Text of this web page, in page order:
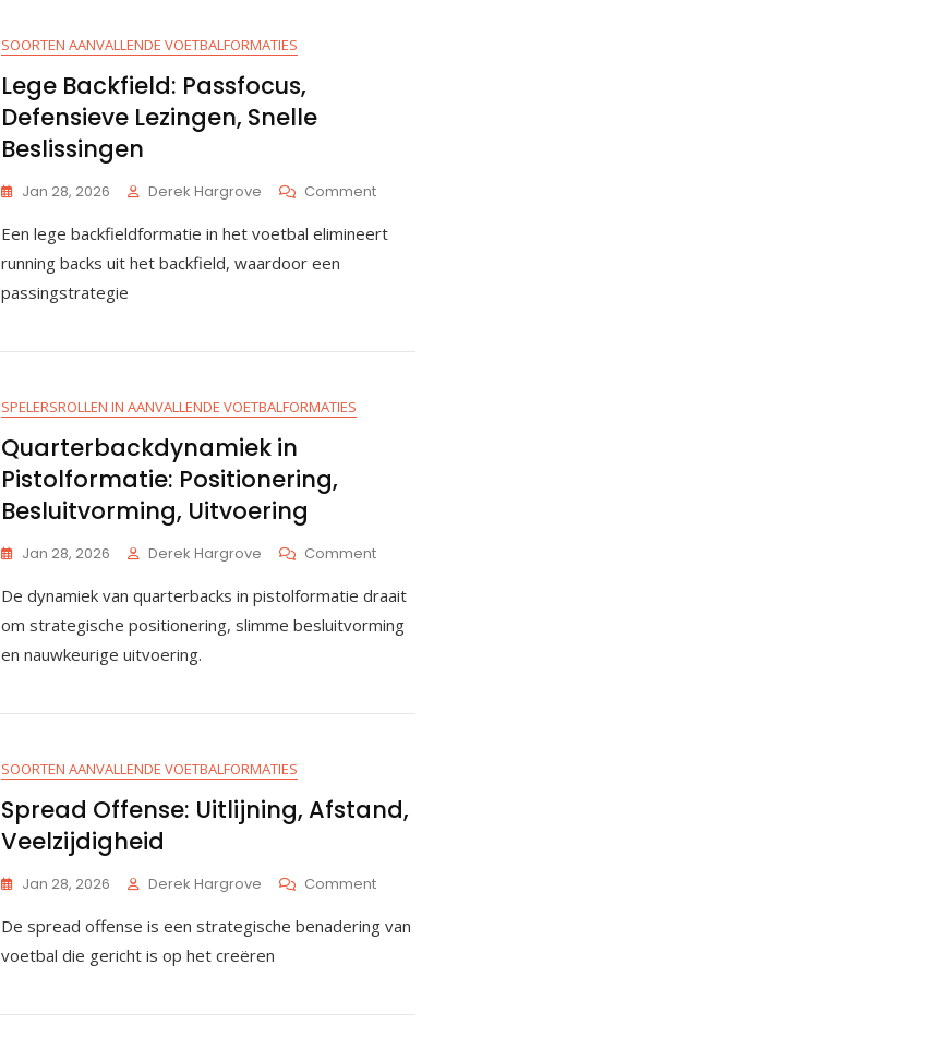
SOORTEN AANVALLENDE VOETBALFORMATIES
Lege Backfield: Passfocus,
Defensieve Lezingen, Snelle
Beslissingen
Jan 28, 2026 Derek Hargrove CommentOn
Backfield:
Een lege backfieldformatie in het voetbal elimineert
running backs uit het backfield, waardoor een
passingstrategie
SPELERSROLLEN IN AANVALLENDE VOETBALFORMATIES
Quarterbackdynamiek in
Pistolformatie: Positionering,
Besluitvorming, Uitvoering
Jan 28, 2026 Derek Hargrove CommentOn
In
Pistolformatie:
Positionering,
De dynamiek van quarterbacks in pistolformatie draait
om strategische positionering, slimme besluitvorming
en nauwkeurige uitvoering.
SOORTEN AANVALLENDE VOETBALFORMATIES
Spread Offense: Uitlijning, Afstand,
Veelzijdigheid
Jan 28, 2026 Derek Hargrove CommentOn
Offense:
De spread offense is een strategische benadering van
voetbal die gericht is op het creëren